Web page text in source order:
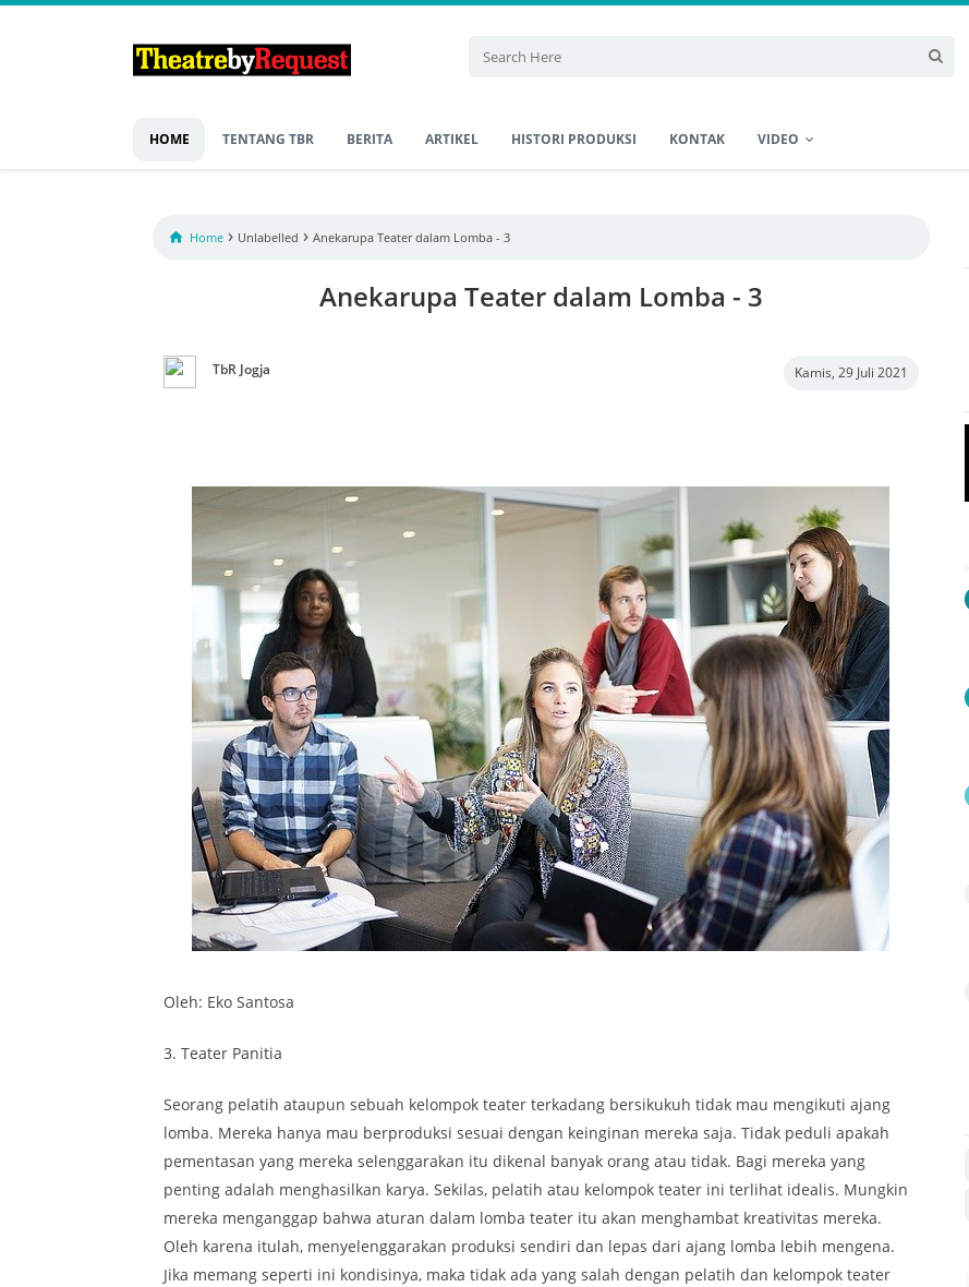
HOME TENTANG TBR BERITA ARTIKEL HISTORI PRODUKSI KONTAK VIDEO
 Home › Unlabelled › Anekarupa Teater dalam Lomba - 3
Anekarupa Teater dalam Lomba - 3
TbR Jogja Kamis, 29 Juli 2021
Oleh: Eko Santosa
3. Teater Panitia
Seorang pelatih ataupun sebuah kelompok teater terkadang bersikukuh tidak mau mengikuti ajang
lomba. Mereka hanya mau berproduksi sesuai dengan keinginan mereka saja. Tidak peduli apakah
pementasan yang mereka selenggarakan itu dikenal banyak orang atau tidak. Bagi mereka yang
penting adalah menghasilkan karya. Sekilas, pelatih atau kelompok teater ini terlihat idealis. Mungkin
mereka menganggap bahwa aturan dalam lomba teater itu akan menghambat kreativitas mereka.
Oleh karena itulah, menyelenggarakan produksi sendiri dan lepas dari ajang lomba lebih mengena.
Jika memang seperti ini kondisinya, maka tidak ada yang salah dengan pelatih dan kelompok teater